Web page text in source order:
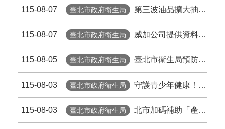
115-08-07 臺北市政府衛生局 第三波油品擴大抽驗 2件苦茶油產品苯駢芘超標 前已要求預防性下架
115-08-07 臺北市政府衛生局 威加公司提供資料不實臺北市衛生局依法重罰300萬元 續查苦茶油及原料下游
115-08-05 臺北市政府衛生局 臺北市衛生局預防性下架 百年堂冷壓黃金苦茶油產品
115-08-03 臺北市政府衛生局 守護青少年健康！把握HPV疫苗接種黃金期 臺北市提供校園設站及98家合約院所接種服務
115-08-03 臺北市政府衛生局 北市加碼補助「產前超音波」 孕檢多1次 準媽咪「超」安心！